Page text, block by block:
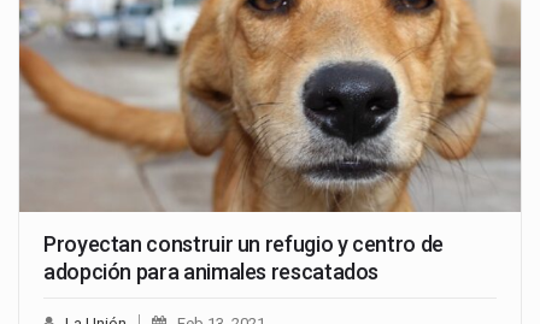
Proyectan construir un refugio y centro de
adopción para animales rescatados